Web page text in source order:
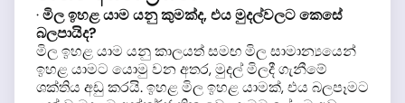
·මිල ඉහළ යාම යනු කුමක්ද, එය මුදල්වලට කෙසේ
බලපායිද?
මිල ඉහළ යාම යනු කාලයත් සමඟ මිල සාමාන්‍යයෙන්
ඉහළ යාමට යොමු වන අතර, මුදල් මිලදී ගැනීමේ
ශක්තිය අඩු කරයි. ඉහළ මිල ඉහළ යාමක්, එය බලපෑමට